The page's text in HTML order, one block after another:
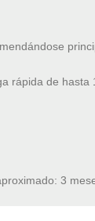
rápida de hasta
3